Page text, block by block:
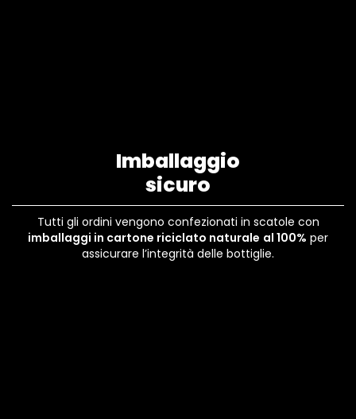
Imballaggio
sicuro
Tutti gli ordini vengono confezionati in scatole con
imballaggi in cartone riciclato naturale al 100% per
assicurare l’integrità delle bottiglie.